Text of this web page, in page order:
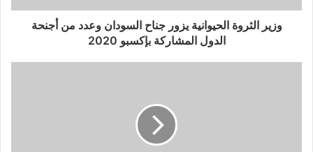
وزير الثروة الحيوانية يزور جناح السودان وعدد من أجنحة
الدول المشاركة بإكسبو 2020